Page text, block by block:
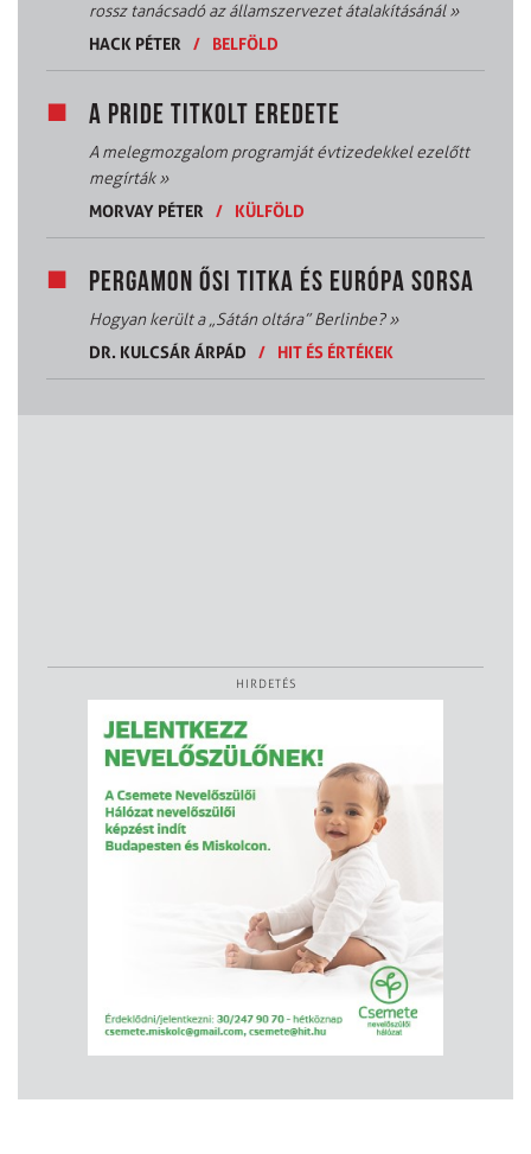
rossz tanácsadó az államszervezet átalakításánál»
HACK PÉTER
/ BELFÖLD
A PRIDE TITKOLT EREDETE
A melegmozgalom programját évtizedekkel ezelőtt
megírták»
MORVAY PÉTER
/ KÜLFÖLD
PERGAMON ŐSI TITKA ÉS EURÓPA SORSA
Hogyan került a „Sátán oltára” Berlinbe?»
DR. KULCSÁR ÁRPÁD
/ HIT ÉS ÉRTÉKEK
HIRDETÉS